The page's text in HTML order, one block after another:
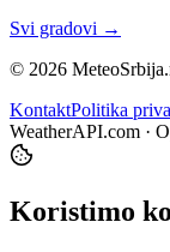
Svi gradovi →
© 2026
KontaktPolitika
WeatherAPI.com ·
Koristimo